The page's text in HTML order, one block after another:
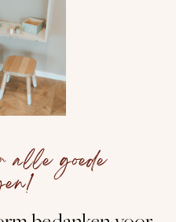
alle goede